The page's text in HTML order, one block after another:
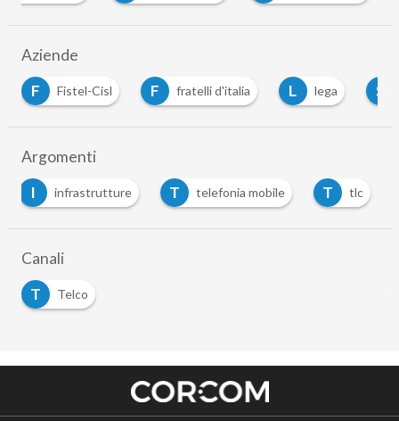
Aziende
Cisl F fratelli d'italia L lega S Slc-Cgil
Argomenti
I
infrastrutture T telefonia mobile T tlc
Canali
T
Telco